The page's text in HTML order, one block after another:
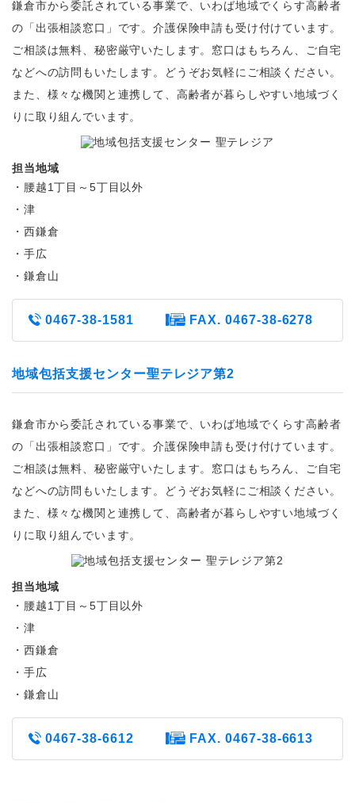
鎌倉市から委託されている事業で、いわば地域でくらす高齢者
の「出張相談窓口」です。介護保険申請も受け付けています。
ご相談は無料、秘密厳守いたします。窓口はもちろん、ご自宅
などへの訪問もいたします。どうぞお気軽にご相談ください。
また、様々な機関と連携して、高齢者が暮らしやすい地域づく
りに取り組んでいます。
担当地域
・腰越1丁目～5丁目以外
・津
・西鎌倉
・手広
・鎌倉山
0467-38-1581 FAX. 0467-38-6278
地域包括支援センター聖テレジア第2
鎌倉市から委託されている事業で、いわば地域でくらす高齢者
の「出張相談窓口」です。介護保険申請も受け付けています。
ご相談は無料、秘密厳守いたします。窓口はもちろん、ご自宅
などへの訪問もいたします。どうぞお気軽にご相談ください。
また、様々な機関と連携して、高齢者が暮らしやすい地域づく
りに取り組んでいます。
担当地域
・腰越1丁目～5丁目以外
・津
・西鎌倉
・手広
・鎌倉山
0467-38-6612 FAX. 0467-38-6613